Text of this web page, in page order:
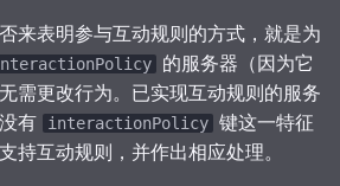
来表明参与互动规则的方式，就是为
的服务器（因为它
需更改行为。已实现互动规则的服务
有
interactionPolicy 键这一特征
持互动规则，并作出相应处理。